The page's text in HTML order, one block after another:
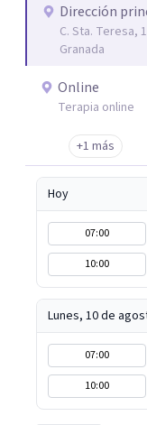
Centro de
y a realizar
realización de
programas de
terapias en
específicas en
víctimas de VG
Dirección
C. Sta. Teresa,
Granada
Online
Terapia online
+1 más
Hoy
07:00
10:00
Lunes, 10 de
07:00
10:00